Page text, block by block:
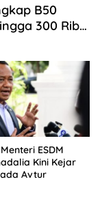
B50
300 Ribu
ESDM
Kini Kejar
Avtur